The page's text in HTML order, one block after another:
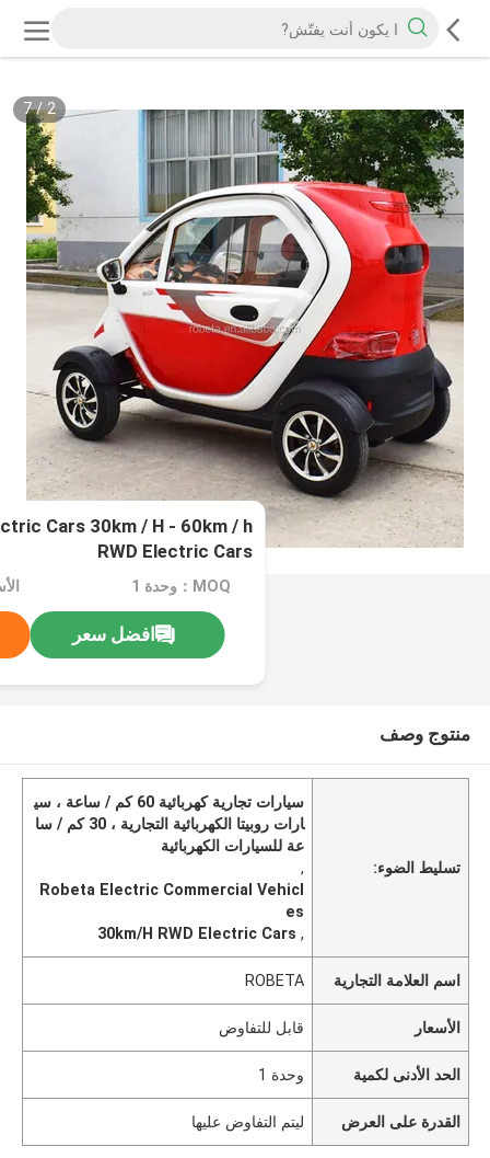
2
/
7
Cars 30km / H - 60km / h
RWD Electric Cars
MOQ：وحدة 1
افضل سعر
منتوج وصف
تسليط الضوء:
سيارات تجارية كهربائية 60 كم / ساعة ، سي
ارات روبيتا الكهربائية التجارية ، 30 كم / سا
عة للسيارات الكهربائية
,
Robeta Electric Commercial Vehicl
es
,
30km/H RWD Electric Cars
اسم العلامة التجارية ROBETA
الأسعار قابل للتفاوض
الحد الأدنى لكمية وحدة 1
القدرة على العرض ليتم التفاوض عليها